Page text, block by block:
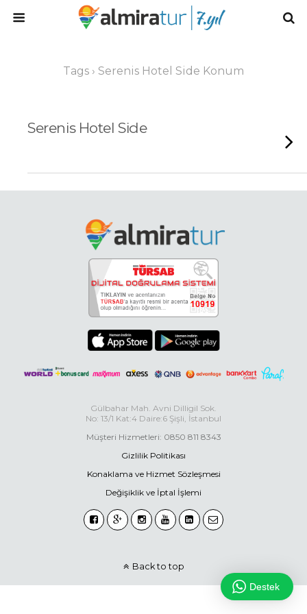
Tags › Serenis Hotel Side Konum
Serenis Hotel Side
Gülbahar Mah. Avni Dilligil Sok.
No: 13/1 Kat:4 Daire:6 Şişli, İstanbul
Müşteri Hizmetleri: 0850 811 8343
Gizlilik Politikası
Konaklama ve Hizmet Sözleşmesi
Değişiklik ve İptal İşlemi
Back to top
Destek